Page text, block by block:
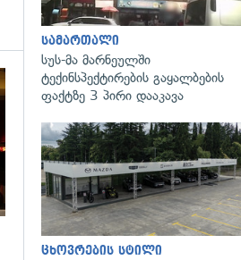
სამართალი
სუს-მა მარნეულში
ტექინსპექტირების გაყალბების
ფაქტზე 3 პირი დააკავა
ცხოვრების სტილი